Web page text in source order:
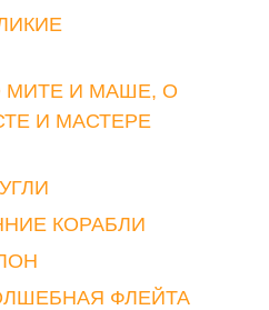
МИТЕ И МАШЕ, О
И МАСТЕРЕ
КОРАБЛИ
ФЛЕЙТА